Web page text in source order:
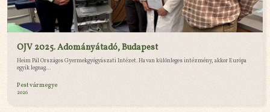
OJV 2025. Adományátadó, Budapest
Heim Pál Országos Gyermekgyógyászati Intézet. Ha van különleges intézmény, akkor Európa
egyik legnag...
Pest vármegye
2026